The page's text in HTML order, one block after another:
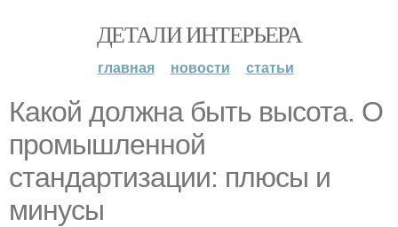
ДЕТАЛИ ИНТЕРЬЕРА
главная новости статьи
Какой должна быть высота. О
промышленной
стандартизации: плюсы и
минусы